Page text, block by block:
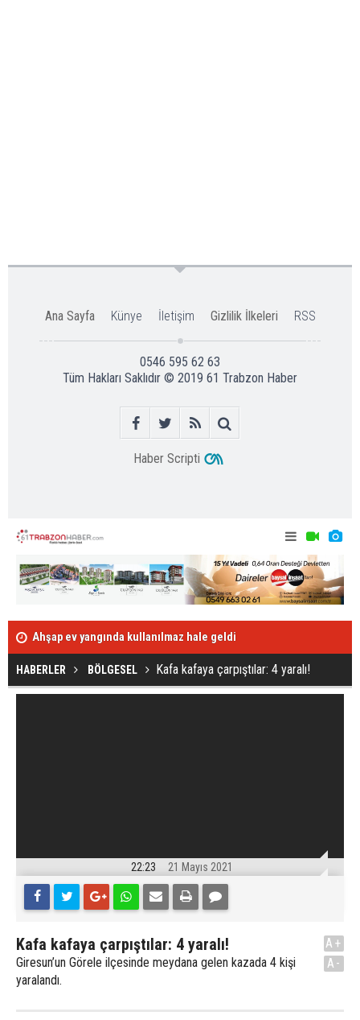
Ana Sayfa Künye İletişim Gizlilik İlkeleri RSS
0546 595 62 63
Tüm Hakları Saklıdır © 2019 61 Trabzon Haber
Haber Scripti
Ahşap ev yangında kullanılmaz hale geldi
Kafa kafaya çarpıştılar: 4 yaralı!
HABERLER BÖLGESEL Kafa kafaya çarpıştılar: 4 yaralı!
22:23 21 Mayıs 2021
Kafa kafaya çarpıştılar: 4 yaralı!
Giresun’un Görele ilçesinde meydana gelen kazada 4 kişi
yaralandı.
A+
A-